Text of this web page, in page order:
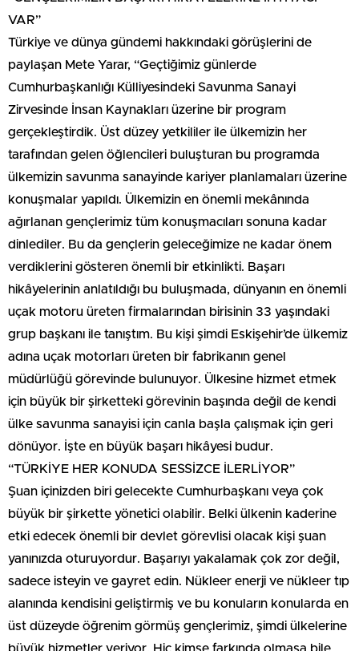
VAR”
Türkiye ve dünya gündemi hakkındaki görüşlerini de
paylaşan Mete Yarar, “Geçtiğimiz günlerde
Cumhurbaşkanlığı Külliyesindeki Savunma Sanayi
Zirvesinde İnsan Kaynakları üzerine bir program
gerçekleştirdik. Üst düzey yetkililer ile ülkemizin her
tarafından gelen öğlencileri buluşturan bu programda
ülkemizin savunma sanayinde kariyer planlamaları üzerine
konuşmalar yapıldı. Ülkemizin en önemli mekânında
ağırlanan gençlerimiz tüm konuşmacıları sonuna kadar
dinlediler. Bu da gençlerin geleceğimize ne kadar önem
verdiklerini gösteren önemli bir etkinlikti. Başarı
hikâyelerinin anlatıldığı bu buluşmada, dünyanın en önemli
uçak motoru üreten firmalarından birisinin 33 yaşındaki
grup başkanı ile tanıştım. Bu kişi şimdi Eskişehir’de ülkemiz
adına uçak motorları üreten bir fabrikanın genel
müdürlüğü görevinde bulunuyor. Ülkesine hizmet etmek
için büyük bir şirketteki görevinin başında değil de kendi
ülke savunma sanayisi için canla başla çalışmak için geri
dönüyor. İşte en büyük başarı hikâyesi budur.
“TÜRKİYE HER KONUDA SESSİZCE İLERLİYOR”
Şuan içinizden biri gelecekte Cumhurbaşkanı veya çok
büyük bir şirkette yönetici olabilir. Belki ülkenin kaderine
etki edecek önemli bir devlet görevlisi olacak kişi şuan
yanınızda oturuyordur. Başarıyı yakalamak çok zor değil,
sadece isteyin ve gayret edin. Nükleer enerji ve nükleer tıp
alanında kendisini geliştirmiş ve bu konuların konularda en
üst düzeyde öğrenim görmüş gençlerimiz, şimdi ülkelerine